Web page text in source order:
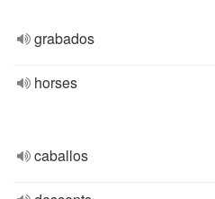
grabados
horses
caballos